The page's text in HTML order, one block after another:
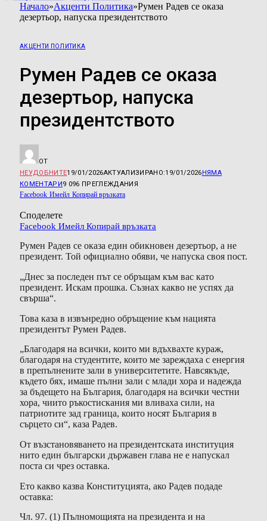
Начало»Акценти Политика»Румен Радев се оказа
дезертьор, напуска президентството
АКЦЕНТИ ПОЛИТИКА
Румен Радев се оказа
дезертьор, напуска
президентството
ОТ
НЕУДОБНИТЕ19/01/2026АКТУАЛИЗИРАНО:19/01/2026НЯМА
КОМЕНТАРИ9 096 ПРЕГЛЕЖДАНИЯ
Facebook Имейл Копирай връзката
Споделете
Facebook Имейл Копирай връзката
Румен Радев се оказа един обикновен дезертьор, а не
президент. Той официално обяви, че напуска своя пост.
„Днес за последен път се обръщам към вас като
президент. Искам прошка. Съзнах какво не успях да
свърша“.
Това каза в извънредно обръщение към нацията
президентът Румен Радев.
„Благодаря на всички, които ми вдъхвахте кураж,
благодаря на студентите, които ме зареждаха с енергия
в препълнените зали в университетите. Навсякъде,
където бях, имаше пълни зали с млади хора и надежда
за бъдещето на България, благодаря на всички честни
хора, чиито ръкостискания ми вливаха сили, на
патриотите зад граница, които носят България в
сърцето си“, каза Радев.
От възстановяването на президентската институция
нито един български държавен глава не е напускал
поста си чрез оставка.
Ето какво казва Конституцията, ако Радев подаде
оставка:
Чл. 97. (1) Пълномощията на президента и на